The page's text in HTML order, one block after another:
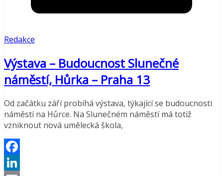
Redakce
Výstava – Budoucnost Slunečné
náměstí, Hůrka – Praha 13
Od začátku září probíhá výstava, týkající se budoucnosti
náměstí na Hůrce. Na Slunečném náměstí má totiž
vzniknout nová umělecká škola,
Facebook